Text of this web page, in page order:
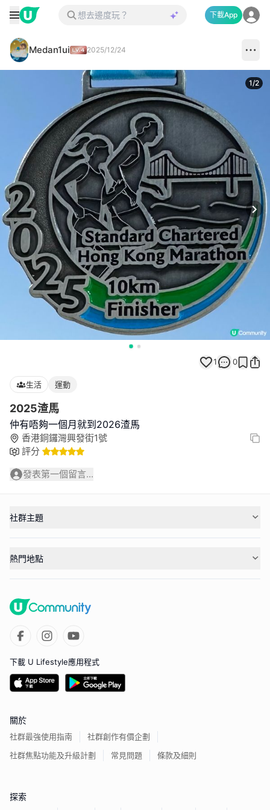
下載App
Medan1ui 2025/12/24
1/2
1 0
生活 運動
2025渣馬
仲有唔夠一個月就到2026渣馬
香港銅鑼灣興發街1號
評分
發表第一個留言...
社群主題
熱門地點
下載 U Lifestyle應用程式
關於
社群最強使用指南
社群創作有價企劃
社群焦點功能及升級計劃
常見問題 條款及細則
探索